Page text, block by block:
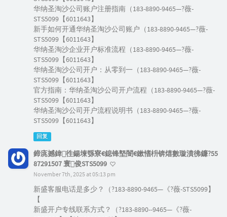
华纳圣淘沙公司账户注册指南（183-8890-9465—?薇-
STS5099【6011643】
新手如何开通华纳圣淘沙公司账户（183-8890-9465—?薇-
STS5099【6011643】
华纳圣淘沙企业开户标准流程（183-8890-9465—?薇-
STS5099【6011643】
华纳圣淘沙公司开户：从零到一（183-8890-9465—?薇-
STS5099【6011643】
官方指南：华纳圣淘沙公司开户流程（183-8890-9465—?薇-
STS5099【6011643】
华纳圣淘沙公司开户流程说明书（183-8890-9465—?薇-
STS5099【6011643】
回复
鍗庣撼鍏徃鍚堜綔寮€鎴锋墍闇€鏉愭枡锛熺數璇濆彿鐮?55
87291507 寰俊STS5099
November 7th, 2025 at 05:13 pm
新盛客服电话是多少？（?183-8890-9465—《?薇-STS5099】
【
新盛开户专线联系方式？（?183-8890--9465—《?薇-